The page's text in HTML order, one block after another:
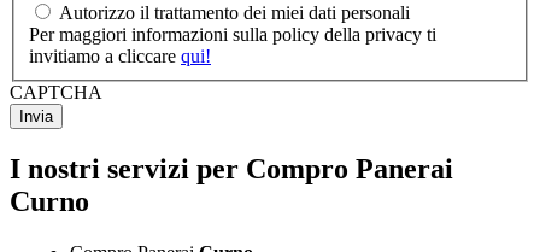
Autorizzo il trattamento dei miei dati personali
Per maggiori informazioni sulla policy della privacy ti
invitiamo a cliccare qui!
CAPTCHA
I nostri servizi per Compro Panerai
Curno